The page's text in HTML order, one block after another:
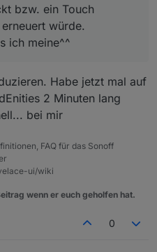
bzw. ein Touch
würde.
ich meine^^
Habe jetzt mal auf
2 Minuten lang
bei mir
FAQ für das Sonoff
ui/wiki
wenn er euch geholfen hat.
0